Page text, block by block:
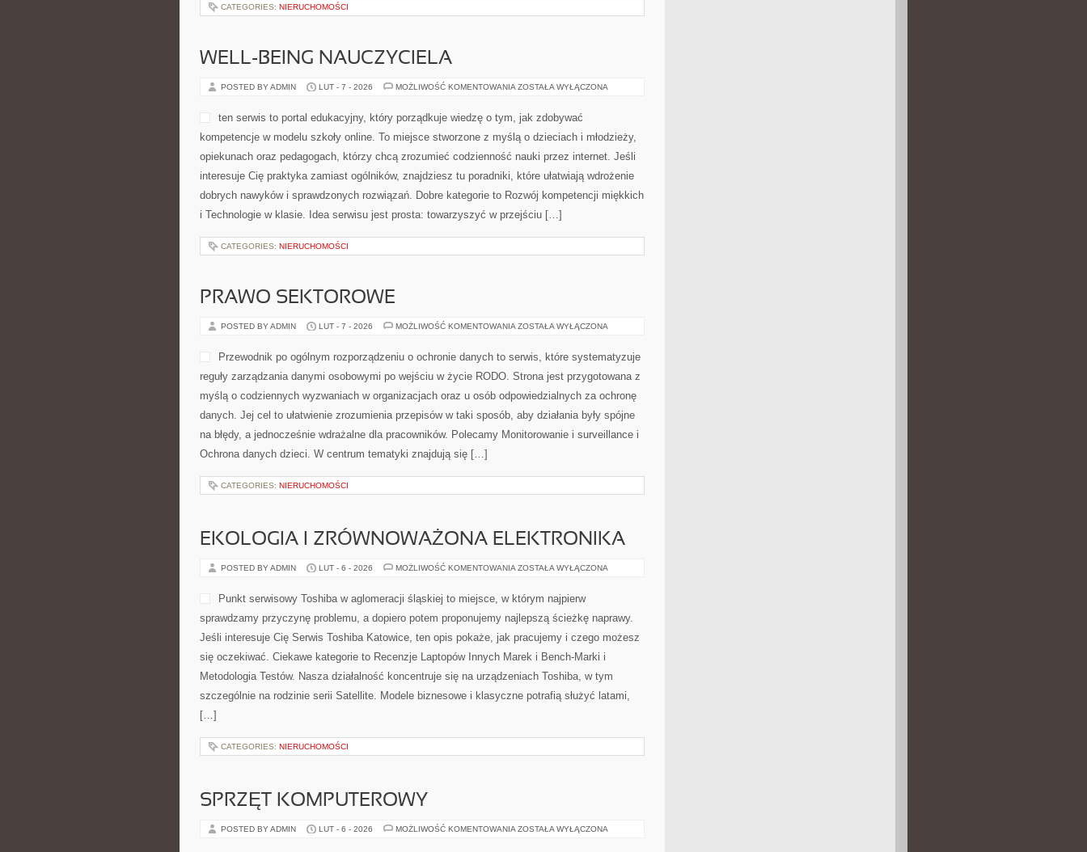
CATEGORIES: NIERUCHOMOŚCI
WELL-BEING NAUCZYCIELA
POSTED BY ADMIN LUT - 7 - 2026 MOŻLIWOŚĆ KOMENTOWANIA WELL-
ZOSTAŁA WYŁĄCZONA
ten serwis to portal edukacyjny, który porządkuje wiedzę o tym, jak zdobywać
kompetencje w modelu szkoły online. To miejsce stworzone z myślą o dzieciach i młodzieży,
opiekunach oraz pedagogach, którzy chcą zrozumieć codzienność nauki przez internet. Jeśli
interesuje Cię praktyka zamiast ogólników, znajdziesz tu poradniki, które ułatwiają wdrożenie
dobrych nawyków i sprawdzonych rozwiązań. Dobre kategorie to Rozwój kompetencji miękkich
i Technologie w klasie. Idea serwisu jest prosta: towarzyszyć w przejściu […]
CATEGORIES: NIERUCHOMOŚCI
PRAWO SEKTOROWE
POSTED BY ADMIN LUT - 7 - 2026 MOŻLIWOŚĆ KOMENTOWANIA PRAWO
ZOSTAŁA WYŁĄCZONA
Przewodnik po ogólnym rozporządzeniu o ochronie danych to serwis, które systematyzuje
reguły zarządzania danymi osobowymi po wejściu w życie RODO. Strona jest przygotowana z
myślą o codziennych wyzwaniach w organizacjach oraz u osób odpowiedzialnych za ochronę
danych. Jej cel to ułatwienie zrozumienia przepisów w taki sposób, aby działania były spójne
na błędy, a jednocześnie wdrażalne dla pracowników. Polecamy Monitorowanie i surveillance i
Ochrona danych dzieci. W centrum tematyki znajdują się […]
CATEGORIES: NIERUCHOMOŚCI
EKOLOGIA I ZRÓWNOWAŻONA ELEKTRONIKA
POSTED BY ADMIN LUT - 6 - 2026 MOŻLIWOŚĆ KOMENTOWANIA EKOLOGIA
ELEKTRONIKA
ZOSTAŁA WYŁĄCZONA
Punkt serwisowy Toshiba w aglomeracji śląskiej to miejsce, w którym najpierw
sprawdzamy przyczynę problemu, a dopiero potem proponujemy najlepszą ścieżkę naprawy.
Jeśli interesuje Cię Serwis Toshiba Katowice, ten opis pokaże, jak pracujemy i czego możesz
się oczekiwać. Ciekawe kategorie to Recenzje Laptopów Innych Marek i Bench-Marki i
Metodologia Testów. Nasza działalność koncentruje się na urządzeniach Toshiba, w tym
szczególnie na rodzinie serii Satellite. Modele biznesowe i klasyczne potrafią służyć latami,
[…]
CATEGORIES: NIERUCHOMOŚCI
SPRZĘT KOMPUTEROWY
POSTED BY ADMIN LUT - 6 - 2026 MOŻLIWOŚĆ KOMENTOWANIA SPRZĘT
ZOSTAŁA WYŁĄCZONA